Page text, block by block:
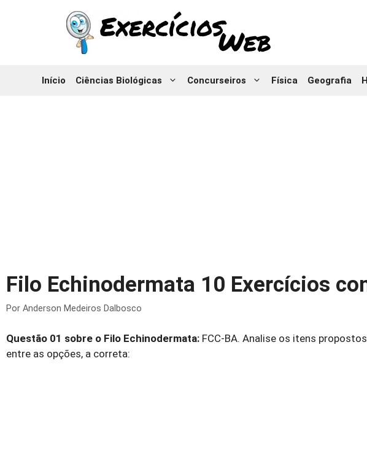
Início Ciências Biológicas Concurseiros Física Geografia
Filo Echinodermata 10 Exercícios
Por Anderson Medeiros Dalbosco
Questão 01 sobre o Filo Echinodermata: FCC-BA. Analise os itens
entre as opções, a correta: